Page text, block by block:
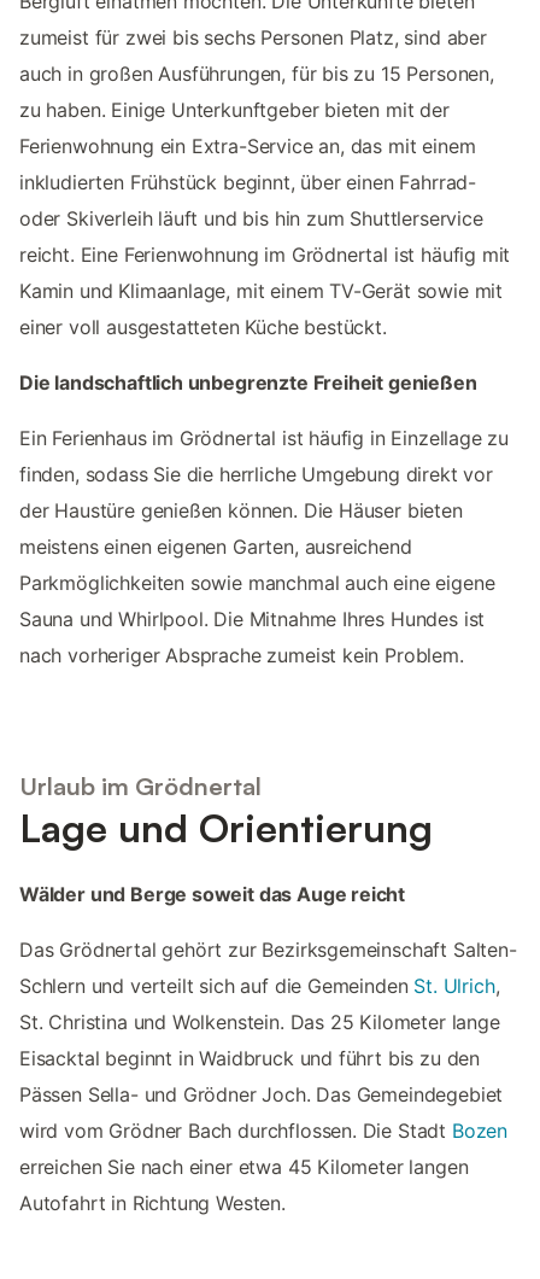
zumeist für zwei bis sechs Personen Platz, sind aber
auch in großen Ausführungen, für bis zu 15 Personen,
zu haben. Einige Unterkunftgeber bieten mit der
Ferienwohnung ein Extra-Service an, das mit einem
inkludierten Frühstück beginnt, über einen Fahrrad-
oder Skiverleih läuft und bis hin zum Shuttlerservice
reicht. Eine Ferienwohnung im Grödnertal ist häufig mit
Kamin und Klimaanlage, mit einem TV-Gerät sowie mit
einer voll ausgestatteten Küche bestückt.
Die landschaftlich unbegrenzte Freiheit genießen
Ein Ferienhaus im Grödnertal ist häufig in Einzellage zu
finden, sodass Sie die herrliche Umgebung direkt vor
der Haustüre genießen können. Die Häuser bieten
meistens einen eigenen Garten, ausreichend
Parkmöglichkeiten sowie manchmal auch eine eigene
Sauna und Whirlpool. Die Mitnahme Ihres Hundes ist
nach vorheriger Absprache zumeist kein Problem.
Urlaub im Grödnertal
Lage und Orientierung
Wälder und Berge soweit das Auge reicht
Das Grödnertal gehört zur Bezirksgemeinschaft Salten-
Schlern und verteilt sich auf die Gemeinden St. Ulrich,
St. Christina und Wolkenstein. Das 25 Kilometer lange
Eisacktal beginnt in Waidbruck und führt bis zu den
Pässen Sella- und Grödner Joch. Das Gemeindegebiet
wird vom Grödner Bach durchflossen. Die Stadt Bozen
erreichen Sie nach einer etwa 45 Kilometer langen
Autofahrt in Richtung Westen.